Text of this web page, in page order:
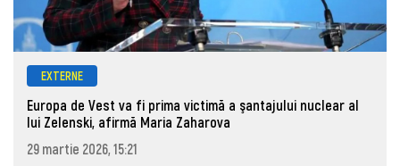
EXTERNE
Europa de Vest va fi prima victimă a şantajului nuclear al
lui Zelenski, afirmă Maria Zaharova
29 martie 2026, 15:21